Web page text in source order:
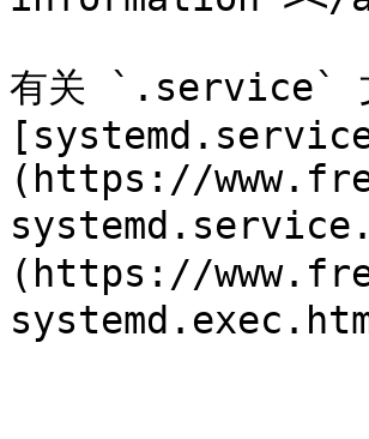
有关 `.service` 文
(https://
(https://